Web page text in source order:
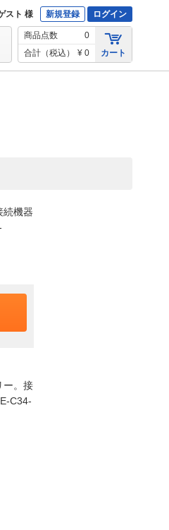
スト 様 新規登録 ログイン
商品点数
0
合計（税込）
¥ 0 カート
続機器
ー。接
C34-